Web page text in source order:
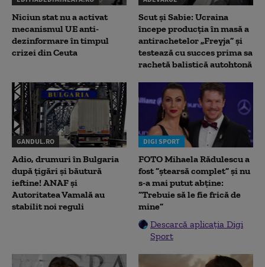
Niciun stat nu a activat
mecanismul UE anti-
dezinformare în timpul
crizei din Ceuta
Scut și Sabie: Ucraina
începe producția în masă a
antirachetelor „Freyja” și
testează cu succes prima sa
rachetă balistică autohtonă
GANDUL.RO
Adio, drumuri în Bulgaria
după țigări și băutură
ieftine! ANAF și
Autoritatea Vamală au
stabilit noi reguli
DIGI SPORT
FOTO Mihaela Rădulescu a
fost ”ștearsă complet” și nu
s-a mai putut abține:
”Trebuie să le fie frică de
mine”
Descarcă aplicația Digi
Sport